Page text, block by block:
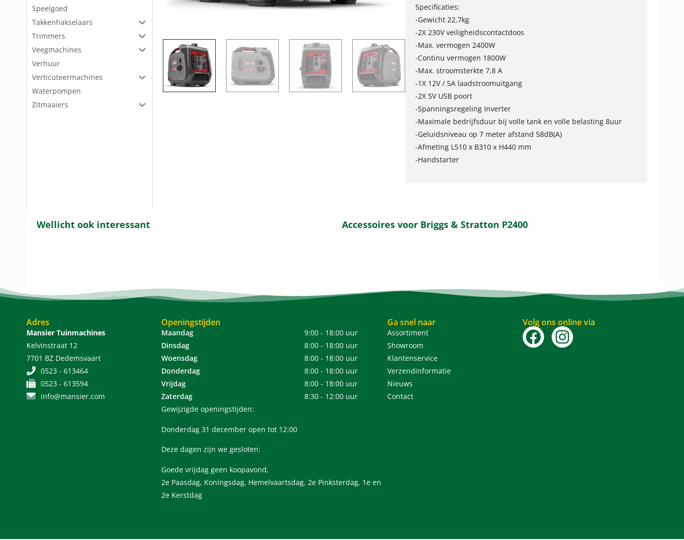
Speelgoed
Takkenhakselaars
Trimmers
Veegmachines
Verhuur
Verticuteermachines
Waterpompen
Zitmaaiers
Specificaties:
-Gewicht 22,7kg
-2X 230V veiligheidscontactdoos
-Max. vermogen 2400W
-Continu vermogen 1800W
-Max. stroomsterkte 7,8 A
-1X 12V / 5A laadstroomuitgang
-2X 5V USB poort
-Spanningsregeling Inverter
-Maximale bedrijfsduur bij volle tank en volle belasting 8uur
-Geluidsniveau op 7 meter afstand 58dB(A)
-Afmeting L510 x B310 x H440 mm
-Handstarter
Wellicht ook interessant Accessoires voor Briggs & Stratton P2400
Adres
Mansier Tuinmachines
Kelvinstraat 12
7701 BZ Dedemsvaart
0523 - 613464
0523 - 613594
info@mansier.com
Openingstijden
Maandag
9:00 - 18:00 uur
Dinsdag
8:00 - 18:00 uur
Woensdag
8:00 - 18:00 uur
Donderdag
8:00 - 18:00 uur
Vrijdag
8:00 - 18:00 uur
Zaterdag
8:30 - 12:00 uur
Gewijzigde openingstijden:
Donderdag 31 december open tot 12:00
Deze dagen zijn we gesloten:
Goede vrijdag geen koopavond,
2e Paasdag, Koningsdag, Hemelvaartsdag, 2e Pinksterdag, 1e en
2e Kerstdag
Ga snel naar
Assortiment
Showroom
Klantenservice
Verzendinformatie
Nieuws
Contact
Volg ons online via